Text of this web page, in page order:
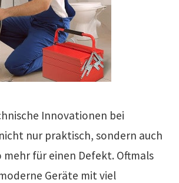
Innovationen bei
nur praktisch, sondern auch
mehr für einen Defekt. Oftmals
Geräte mit viel